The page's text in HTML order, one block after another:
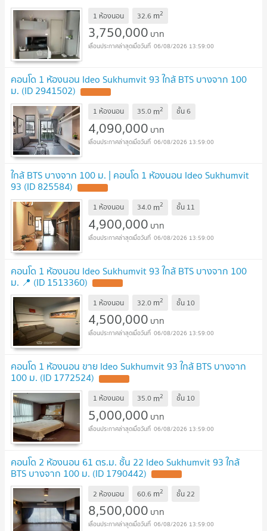
1 ห้องนอน 32.6 m2
3,750,000 บาท
06/08/2026 13:59:00
คอนโด 1 ห้องนอน Ideo Sukhumvit 93 ใกล้ BTS บางจาก 100
ม. (ID 2941502)
1 ห้องนอน 35.0 m2 ชั้น6
4,090,000 บาท
06/08/2026 13:59:00
ใกล้ BTS บางจาก 100 ม. | คอนโด 1 ห้องนอน Ideo Sukhumvit
93 (ID 825584)
1 ห้องนอน 34.0 m2 ชั้น 11
4,900,000 บาท
06/08/2026 13:59:00
คอนโด 1 ห้องนอน Ideo Sukhumvit 93 ใกล้ BTS บางจาก 100
ม. 📍 (ID 1513360)
1 ห้องนอน 32.0 m2 ชั้น 10
4,500,000 บาท
06/08/2026 13:59:00
คอนโด 1 ห้องนอน ขาย Ideo Sukhumvit 93 ใกล้ BTS บางจาก
100 ม. (ID 1772524)
1 ห้องนอน 35.0 m2 ชั้น 10
5,000,000 บาท
06/08/2026 13:59:00
คอนโด 2 ห้องนอน 61 ตร.ม. ชั้น 22 Ideo Sukhumvit 93 ใกล้
BTS บางจาก 100 ม. (ID 1790442)
2 ห้องนอน 60.6 m2 ชั้น22
8,500,000 บาท
06/08/2026 13:59:00